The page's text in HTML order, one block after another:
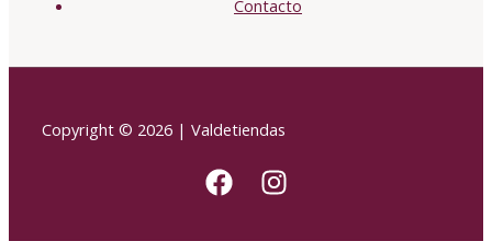
Contacto
Copyright © 2026 | Valdetiendas